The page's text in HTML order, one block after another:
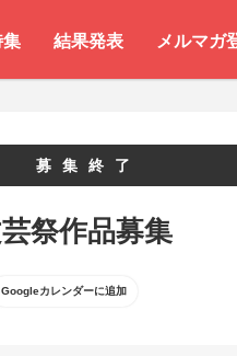
集 結果発表 メルマガ
募集終了
祭作品募集
Googleカレンダーに追加